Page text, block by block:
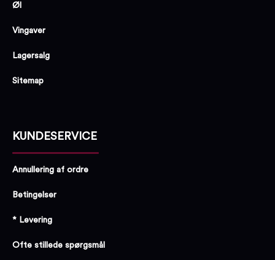
Øl
Vingaver
Lagersalg
Sitemap
KUNDESERVICE
Annullering af ordre
Betingelser
* Levering
Ofte stillede spørgsmål